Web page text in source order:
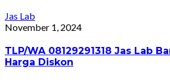
Jas Lab
November 1, 2024
TLP/WA 08129291318 Jas Lab
Harga Diskon